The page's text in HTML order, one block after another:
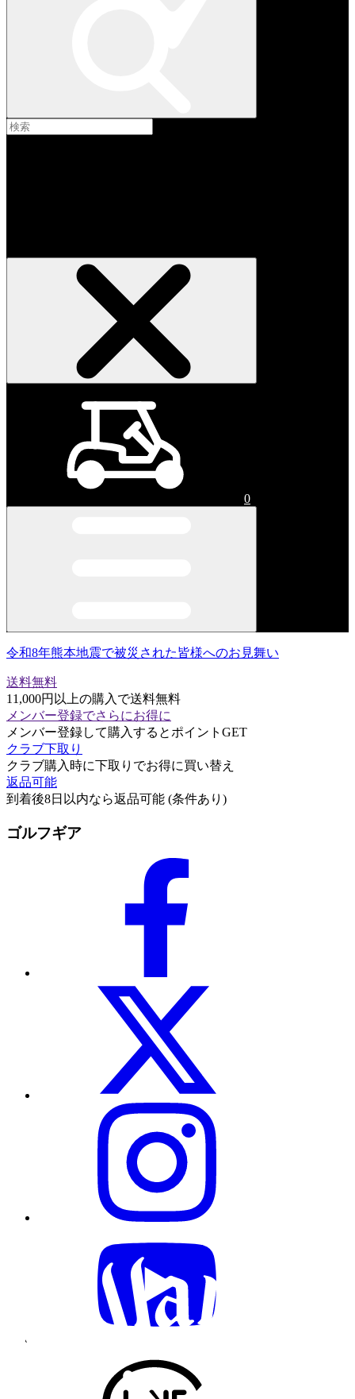
0
令和8年熊本地震で被災された皆様へのお見舞い
送料無料
11,000円以上の購入で送料無料
メンバー登録でさらにお得に
メンバー登録して購入するとポイントGET
クラブ下取り
クラブ購入時に下取りでお得に買い替え
返品可能
到着後8日以内なら返品可能 (条件あり)
ゴルフギア